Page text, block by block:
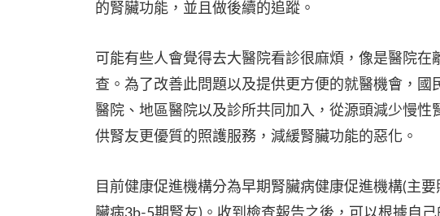
的腎臟功能，並且做後續的追蹤。
可能有些人會覺得去大醫院看診很麻煩，像是醫院
查。為了改善此問題以及提供更方便的就醫機會，
醫院、地區醫院以及診所共同加入，從源頭減少慢
供腎友更優質的照護服務，減緩腎臟功能的惡化。
目前健康促進機構分為早期腎臟病健康促進機構(主